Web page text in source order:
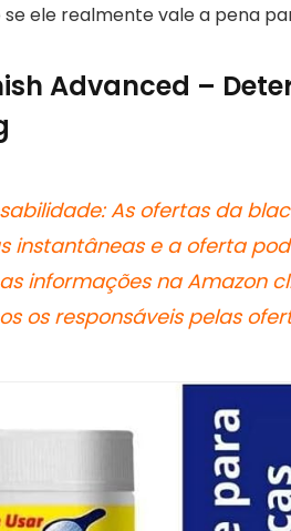
ele realmente vale a pena
Advanced –
As ofertas da
instantâneas e a oferta
informações na Amazon
os responsáveis pelas